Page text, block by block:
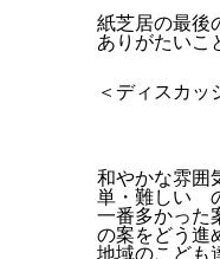
紙芝居の最後
ありがたいこ
＜ディスカッ
和やかな雰囲
単・難しい
一番多かった
の案をどう進
地域のこども